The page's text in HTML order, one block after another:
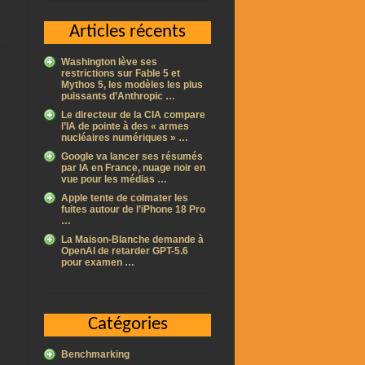
Articles récents
Washington lève ses
restrictions sur Fable 5 et
Mythos 5, les modèles les plus
puissants d’Anthropic …
Le directeur de la CIA compare
l’IA de pointe à des « armes
nucléaires numériques » …
Google va lancer ses résumés
par IA en France, nuage noir en
vue pour les médias …
Apple tente de colmater les
fuites autour de l’iPhone 18 Pro
…
La Maison-Blanche demande à
OpenAI de retarder GPT-5.6
pour examen …
Catégories
Benchmarking